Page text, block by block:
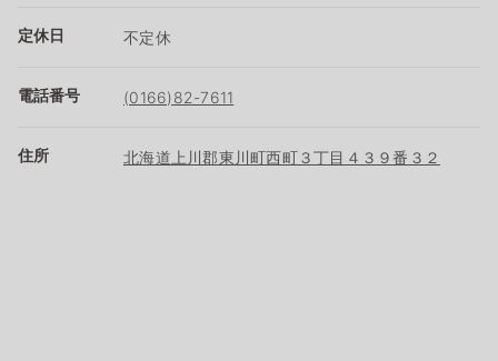
定休日 不定休
電話番号 (0166)82-7611
住所 北海道上川郡東川町西町３丁目４３９番３２